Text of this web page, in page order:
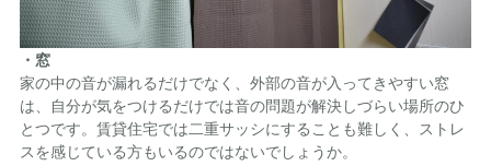
・窓
家の中の音が漏れるだけでなく、外部の音が入ってきやすい窓
は、自分が気をつけるだけでは音の問題が解決しづらい場所のひ
とつです。賃貸住宅では二重サッシにすることも難しく、ストレ
スを感じている方もいるのではないでしょうか。